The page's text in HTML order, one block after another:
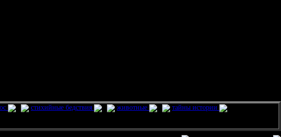
стихийные бедствия животные
тайны истории